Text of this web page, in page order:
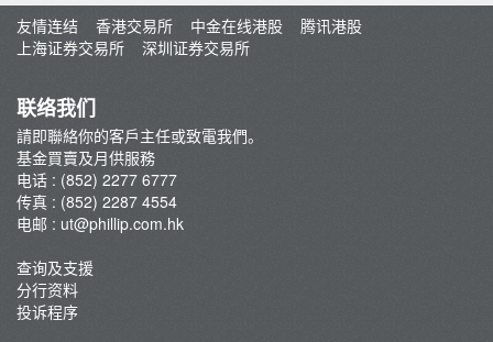
基金視頻教程
友情连结
香港交易所 中金在线港股
腾讯港股
上海证券交易所
深圳证券交易所
联络我们
請即聯絡你的客戶主任或致電我們。
基金買賣及月供服務
电话 : (852) 2277 6777
传真 : (852) 2287 4554
电邮 : ut@phillip.com.hk
查询及支援
分行资料
投诉程序